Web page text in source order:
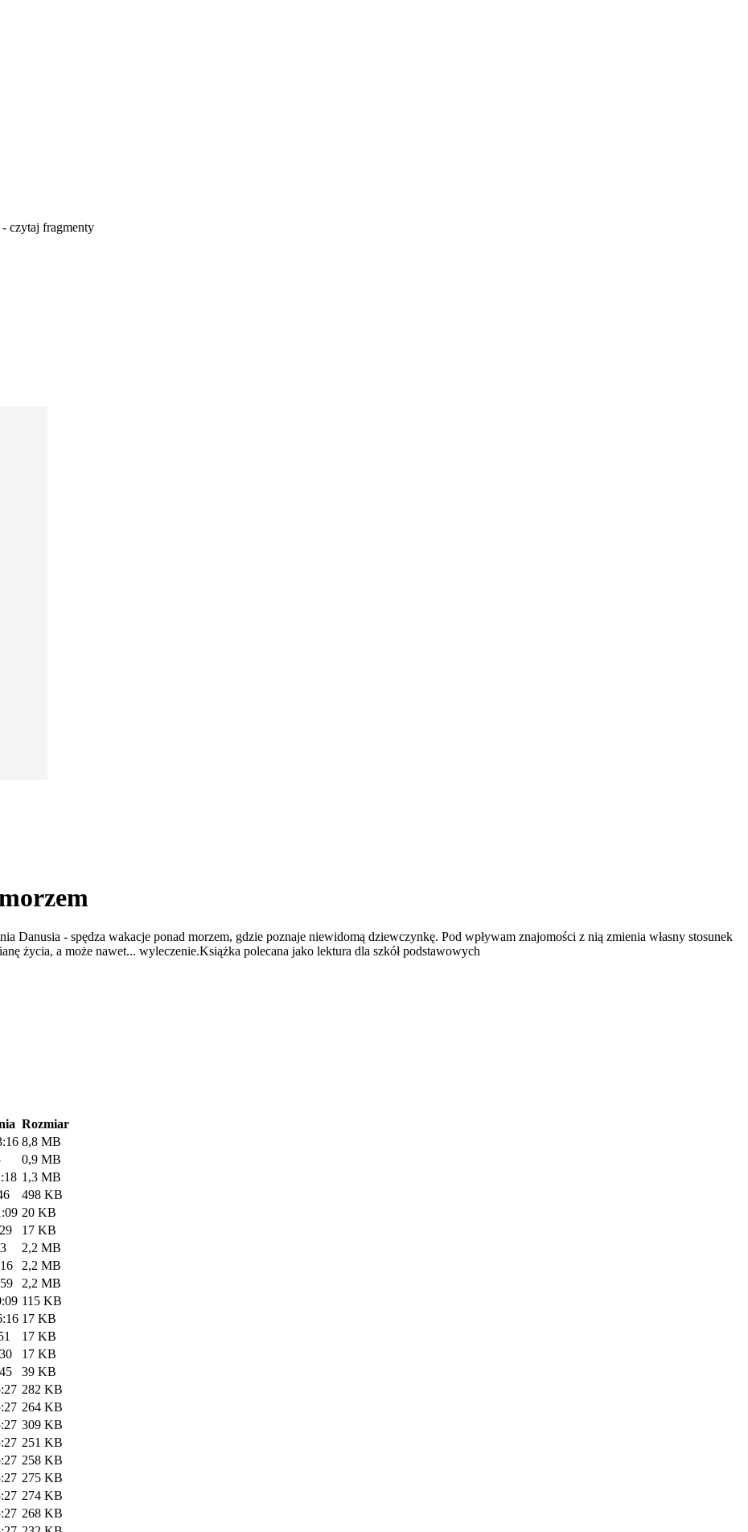
czytaj fragmenty
Danusia - spędza wakacje ponad morzem, gdzie poznaje niewidomą dziewczynkę. Pod wpływam znajomości z nią zmienia własny stosunek
życia, a może nawet... wyleczenie.Książka polecana jako lektura dla szkół podstawowych
Rozmiar
8,8 MB
0,9 MB
1,3 MB
498 KB
20 KB
17 KB
2,2 MB
2,2 MB
2,2 MB
115 KB
17 KB
17 KB
17 KB
39 KB
282 KB
264 KB
309 KB
251 KB
258 KB
275 KB
274 KB
268 KB